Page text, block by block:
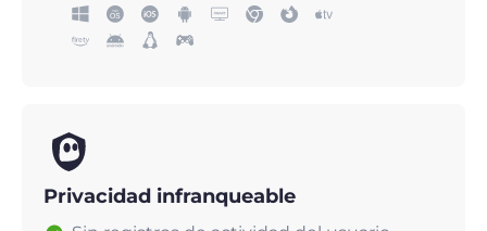
Privacidad infranqueable